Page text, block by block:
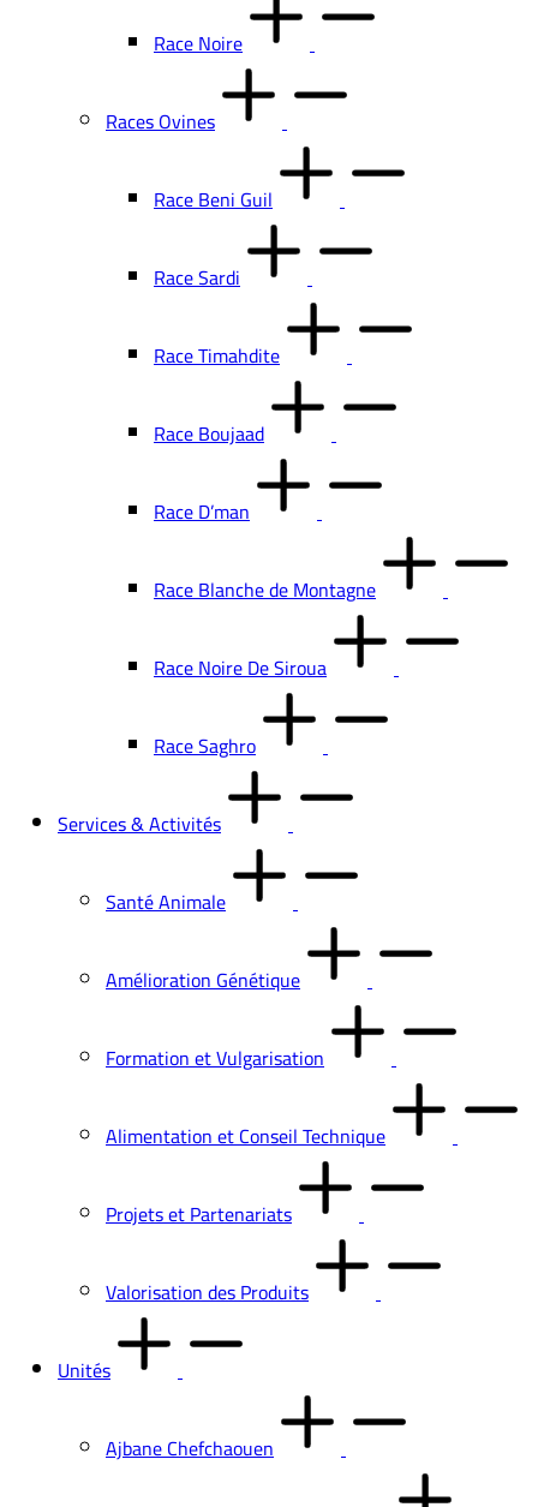
Race Noire
Races Ovines
Race Beni Guil
Race Sardi
Race Timahdite
Race Boujaad
Race D’man
Race Blanche de Montagne
Race Noire De Siroua
Race Saghro
Services & Activités
Santé Animale
Amélioration Génétique
Formation et Vulgarisation
Alimentation et Conseil Technique
Projets et Partenariats
Valorisation des Produits
Unités
Ajbane Chefchaouen